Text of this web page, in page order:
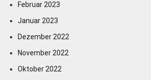
Februar 2023
Januar 2023
Dezember 2022
November 2022
Oktober 2022